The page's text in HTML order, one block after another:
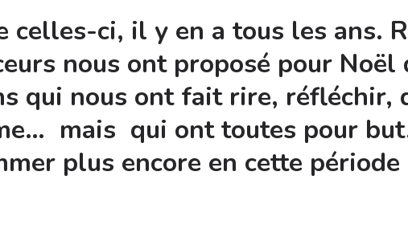
celles-ci, il y en a tous les ans.
nous ont proposé pour Noël
qui nous ont fait rire, réfléchir,
mais qui ont toutes pour
plus encore en cette période